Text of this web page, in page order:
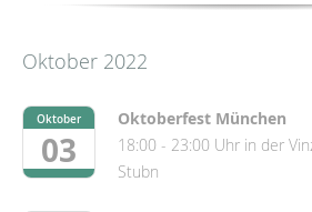
Oktober 2022
Oktober
03
Oktoberfest München
18:00 - 23:00 Uhr in der
Stubn